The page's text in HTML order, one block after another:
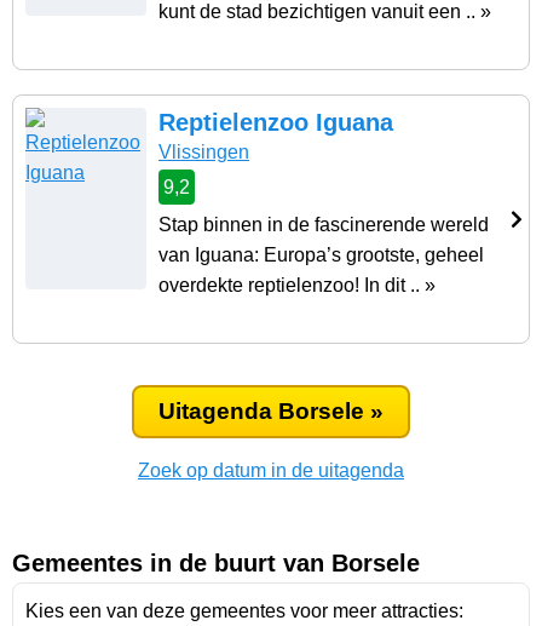
kunt de stad bezichtigen vanuit een .. »
Reptielenzoo Iguana
Vlissingen
9,2
Stap binnen in de fascinerende wereld
van Iguana: Europa’s grootste, geheel
overdekte reptielenzoo! In dit .. »
Uitagenda Borsele »
Zoek op datum in de uitagenda
Gemeentes in de buurt van Borsele
Kies een van deze gemeentes voor meer attracties: